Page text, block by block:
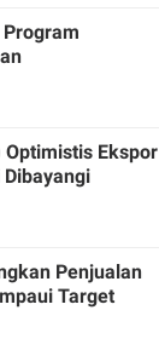
Ekspor
Penjualan
Target